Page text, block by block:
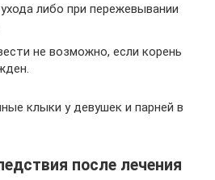
либо при пережевывании
не возможно, если корень
клыки у девушек и парней в
после лечения